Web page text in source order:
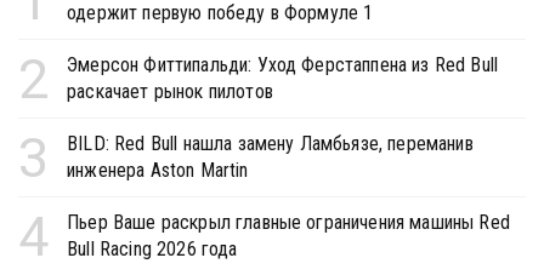
одержит первую победу в Формуле 1
2
Эмерсон Фиттипальди: Уход Ферстаппена из Red Bull
раскачает рынок пилотов
3
BILD: Red Bull нашла замену Ламбьязе, переманив
инженера Aston Martin
4
Пьер Ваше раскрыл главные ограничения машины Red
Bull Racing 2026 года